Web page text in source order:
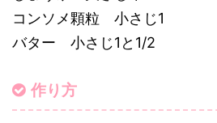
コンソメ顆粒 小さじ1
バター 小さじ1と1/2
作り方